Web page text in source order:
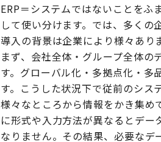
ERP＝システムではないことをふ
して使い分けます。では、多くの
導入の背景は企業により様々あり
まず、会社全体・グループ全体
す。グローバル化・多拠点化・多
す。こうした状況下で従前のシス
様々なところから情報をかき集め
に形式や入力方法が異なるとデ
なりません。その結果、必要な